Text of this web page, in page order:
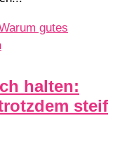
halten:
steif